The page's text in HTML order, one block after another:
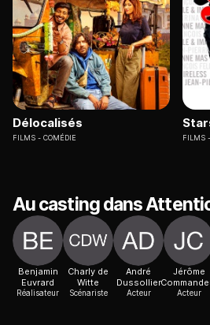
Délocalisés
FILMS COMÉDIE FILMS
Au casting dans
Benjamin
Euvrard
Réalisateur
Charly de
Witte
Scénariste
André
Dussollier
Acteur
Jérôme
Acteur